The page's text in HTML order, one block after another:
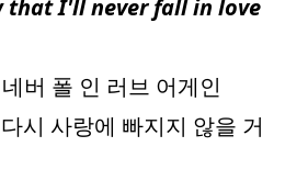
that I'll never fall in love
버 폴 인 러브 어게인
시 사랑에 빠지지 않을 거